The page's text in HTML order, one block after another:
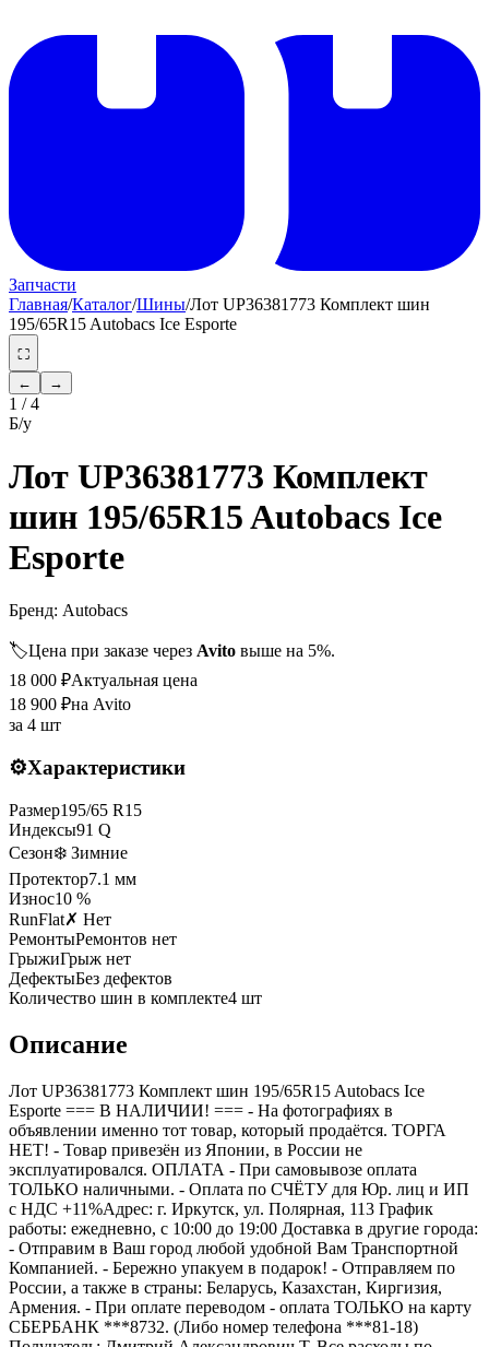
Запчасти
Главная/Каталог/Шины/Лот UP36381773 Комплект шин
195/65R15 Autobacs Ice Esporte
⛶
←
→
1 /4
Б/у
Лот UP36381773 Комплект
шин 195/65R15 Autobacs Ice
Esporte
Бренд: Autobacs
🏷️Цена при заказе через Avito выше на 5%.
18 000 ₽Актуальная цена
18 900 ₽на Avito
за 4 шт
⚙️Характеристики
Размер195/65 R15
Индексы91 Q
Сезон❄️ Зимние
Протектор7.1 мм
Износ10 %
RunFlat✗ Нет
РемонтыРемонтов нет
ГрыжиГрыж нет
ДефектыБез дефектов
Количество шин в комплекте4 шт
Описание
Лот UP36381773 Комплект шин 195/65R15 Autobacs Ice
Esporte === B НАЛИЧИИ! === - На фотографиях в
объявлении именно тот товар, который продаётся. ТОРГА
НЕТ! - Товар привезён из Японии, в России не
эксплуатировался. ОПЛАТА - При самовывозе оплата
ТОЛЬКО наличными. - Оплата по СЧЁТУ для Юр. лиц и ИП
с НДС +11%Адрес: г. Иркутск, ул. Полярная, 113 График
работы: ежедневно, с 10:00 до 19:00 Доставка в другие города:
- Отправим в Ваш город любой удобной Вам Транспортной
Компанией. - Бережно упакуем в подарок! - Отправляем по
России, а также в страны: Беларусь, Казахстан, Киргизия,
Армения. - При оплате переводом - оплата ТОЛЬКО на карту
СБЕРБАНК ***8732. (Либо номер телефона ***81-18)